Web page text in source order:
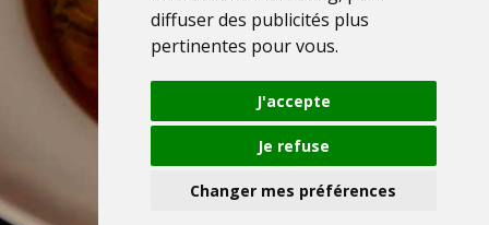
diffuser des publicités plus
pertinentes pour vous.
J'accepte
Je refuse
Changer mes préférences